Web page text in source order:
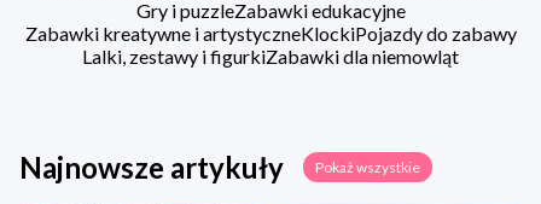
Gry i puzzleZabawki edukacyjne
Zabawki kreatywne i artystyczneKlockiPojazdy do zabawy
Lalki, zestawy i figurkiZabawki dla niemowląt
Najnowsze artykuły Pokaż wszystkie